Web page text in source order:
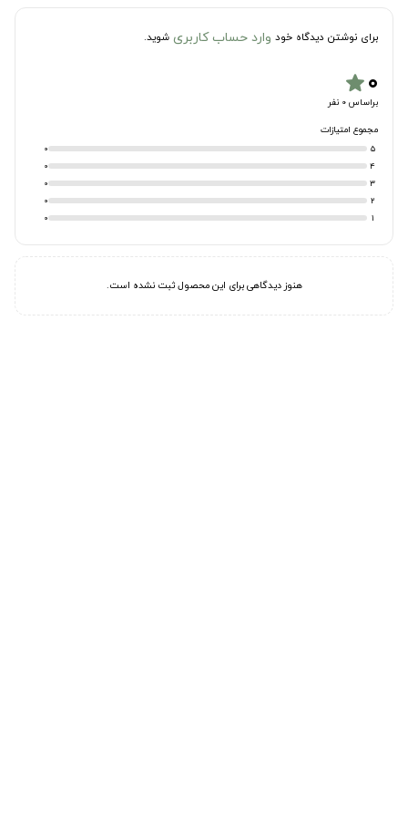
برای نوشتن دیدگاه خود وارد حساب کاربری شوید.
۰star
براساس 0 نفر
مجموع امتیازات
5
0
4
0
3
0
2
0
1
0
هنوز دیدگاهی برای این محصول ثبت نشده است.